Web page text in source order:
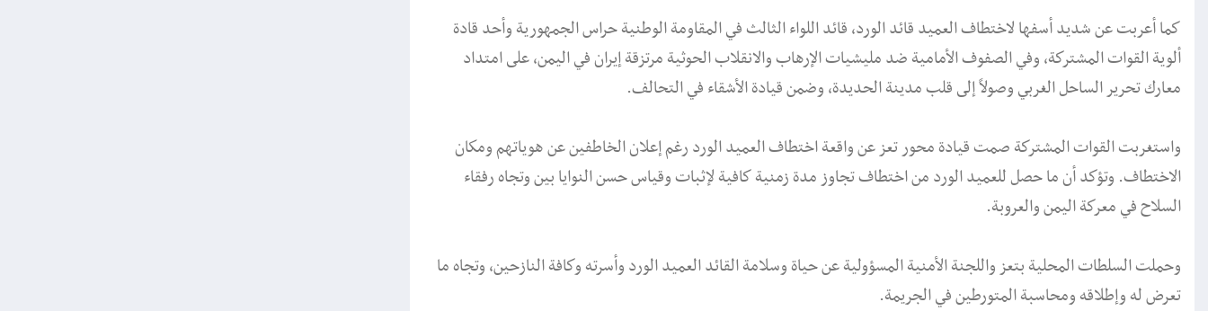
كما أعربت عن شديد أسفها لاختطاف العميد قائد الورد، قائد اللواء الثالث في المقاومة الوطنية حراس الجمهورية وأحد قادة
ألوية القوات المشتركة، وفي الصفوف الأمامية ضد مليشيات الإرهاب والانقلاب الحوثية مرتزقة إيران في اليمن، على امتداد
معارك تحرير الساحل الغربي وصولاً إلى قلب مدينة الحديدة، وضمن قيادة الأشقاء في التحالف.
واستغربت القوات المشتركة صمت قيادة محور تعز عن واقعة اختطاف العميد الورد رغم إعلان الخاطفين عن هوياتهم ومكان
الاختطاف. وتؤكد أن ما حصل للعميد الورد من اختطاف تجاوز مدة زمنية كافية لإثبات وقياس حسن النوايا بين وتجاه رفقاء
السلاح في معركة اليمن والعروبة.
وحملت السلطات المحلية بتعز واللجنة الأمنية المسؤولية عن حياة وسلامة القائد العميد الورد وأسرته وكافة النازحين، وتجاه ما
تعرض له وإطلاقه ومحاسبة المتورطين في الجريمة.